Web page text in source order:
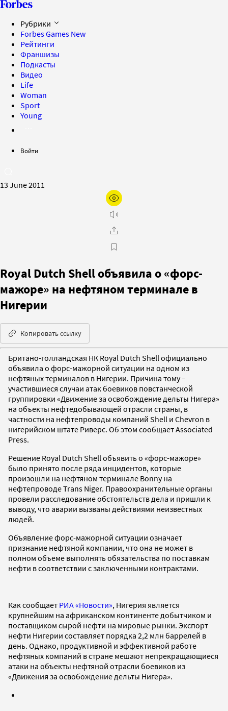
Рубрики
Forbes Games New
Рейтинги
Франшизы
Подкасты
Видео
Life
Woman
Sport
Young
Войти
13 June 2011
Royal Dutch Shell объявила о «форс-
мажоре» на нефтяном терминале в
Нигерии
Копировать ссылку
Британо-голландская НК Royal Dutch Shell официально
объявила о форс-мажорной ситуации на одном из
нефтяных терминалов в Нигерии. Причина тому –
участившиеся случаи атак боевиков повстанческой
группировки «Движение за освобождение дельты Нигера»
на объекты нефтедобывающей отрасли страны, в
частности на нефтепроводы компаний Shell и Chevron в
нигерийском штате Риверс. Об этом сообщает Associated
Press.
Решение Royal Dutch Shell объявить о «форс-мажоре»
было принято после ряда инцидентов, которые
произошли на нефтяном терминале Bonny на
нефтепроводе Trans Niger. Правоохранительные органы
провели расследование обстоятельств дела и пришли к
выводу, что аварии вызваны действиями неизвестных
людей.
Объявление форс-мажорной ситуации означает
признание нефтяной компании, что она не может в
полном объеме выполнять обязательства по поставкам
нефти в соответствии с заключенными контрактами.
Как сообщает РИА «Новости», Нигерия является
крупнейшим на африканском континенте добытчиком и
поставщиком сырой нефти на мировые рынки. Экспорт
нефти Нигерии составляет порядка 2,2 млн баррелей в
день. Однако, продуктивной и эффективной работе
нефтяных компаний в стране мешают непрекращающиеся
атаки на объекты нефтяной отрасли боевиков из
«Движения за освобождение дельты Нигера».